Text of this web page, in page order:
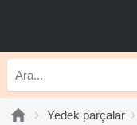
Yedek parçalar